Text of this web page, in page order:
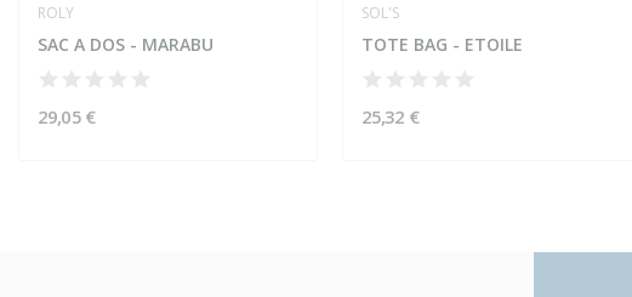
ROLY
SAC A DOS - MARABU
29,05 €
SOL'S
TOTE BAG - ETOILE
25,32 €